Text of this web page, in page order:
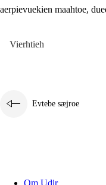
aerpievuekien maahtoe,
Vierhtieh
Evtebe sæjroe